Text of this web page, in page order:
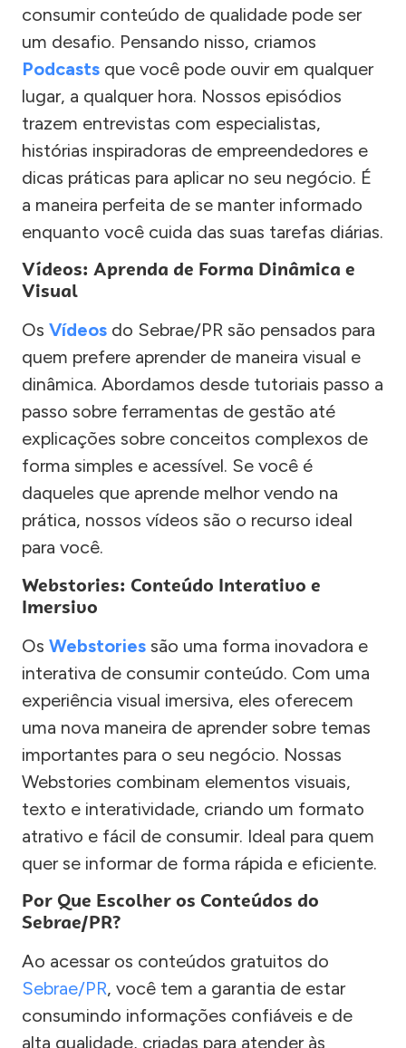
consumir conteúdo de qualidade pode ser
um desafio. Pensando nisso, criamos
Podcasts que você pode ouvir em qualquer
lugar, a qualquer hora. Nossos episódios
trazem entrevistas com especialistas,
histórias inspiradoras de empreendedores e
dicas práticas para aplicar no seu negócio. É
a maneira perfeita de se manter informado
enquanto você cuida das suas tarefas diárias.
Vídeos: Aprenda de Forma Dinâmica e
Visual
Os Vídeos do Sebrae/PR são pensados para
quem prefere aprender de maneira visual e
dinâmica. Abordamos desde tutoriais passo a
passo sobre ferramentas de gestão até
explicações sobre conceitos complexos de
forma simples e acessível. Se você é
daqueles que aprende melhor vendo na
prática, nossos vídeos são o recurso ideal
para você.
Webstories: Conteúdo Interativo e
Imersivo
Os Webstories são uma forma inovadora e
interativa de consumir conteúdo. Com uma
experiência visual imersiva, eles oferecem
uma nova maneira de aprender sobre temas
importantes para o seu negócio. Nossas
Webstories combinam elementos visuais,
texto e interatividade, criando um formato
atrativo e fácil de consumir. Ideal para quem
quer se informar de forma rápida e eficiente.
Por Que Escolher os Conteúdos do
Sebrae/PR?
Ao acessar os conteúdos gratuitos do
Sebrae/PR, você tem a garantia de estar
consumindo informações confiáveis e de
alta qualidade, criadas para atender às